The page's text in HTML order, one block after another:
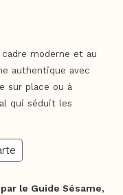
moderne et au
authentique avec
sur place ou à
qui séduit les
le Guide Sésame,